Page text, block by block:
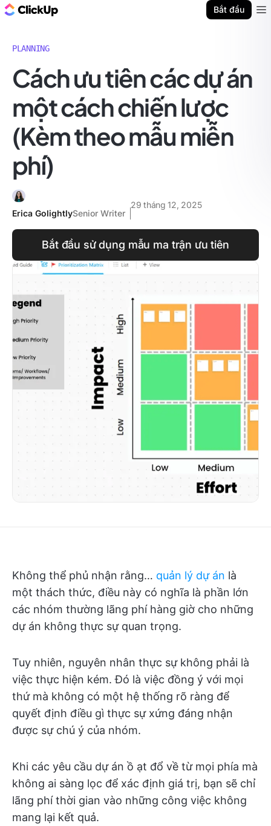
Bắt đầu
PLANNING
Cách ưu tiên các dự án
một cách chiến lược
(Kèm theo mẫu miễn
phí)
Erica GolightlySenior Writer
29 tháng 12, 2025
Bắt đầu sử dụng mẫu ma trận ưu tiên
Không thể phủ nhận rằng… quản lý dự án là
một thách thức, điều này có nghĩa là phần lớn
các nhóm thường lãng phí hàng giờ cho những
dự án không thực sự quan trọng.
Tuy nhiên, nguyên nhân thực sự không phải là
việc thực hiện kém. Đó là việc đồng ý với mọi
thứ mà không có một hệ thống rõ ràng để
quyết định điều gì thực sự xứng đáng nhận
được sự chú ý của nhóm.
Khi các yêu cầu dự án ồ ạt đổ về từ mọi phía mà
không ai sàng lọc để xác định giá trị, bạn sẽ chỉ
lãng phí thời gian vào những công việc không
mang lại kết quả.